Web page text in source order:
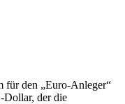
für den „Euro-Anleger“
Dollar, der die